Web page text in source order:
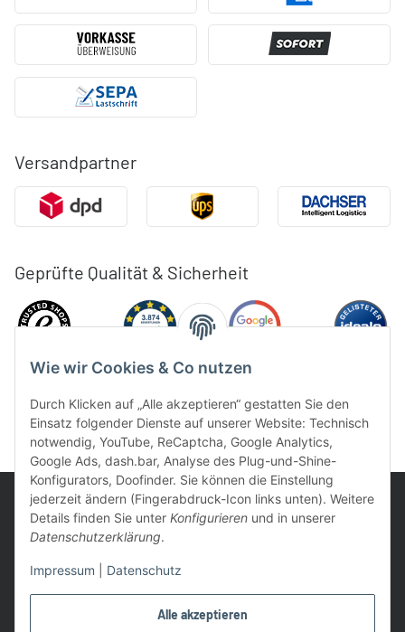
Alle akzeptieren
Wie wir Cookies & Co nutzen
Durch Klicken auf „Alle akzeptieren“ gestatten Sie den
Einsatz folgender Dienste auf unserer Website: Technisch
notwendig, YouTube, ReCaptcha, Google Analytics,
Google Ads, dash.bar, Analyse des Plug-und-Shine-
Konfigurators, Doofinder. Sie können die Einstellung
jederzeit ändern (Fingerabdruck-Icon links unten). Weitere
Details finden Sie unter Konfigurieren und in unserer
Datenschutzerklärung.
Impressum Datenschutz
Versandpartner
Geprüfte Qualität & Sicherheit
UVP: Ist die unverbindliche Preisempfehlung des Herstellers für
* Gratis Versand ab 99 € innerhalb Deutschlands